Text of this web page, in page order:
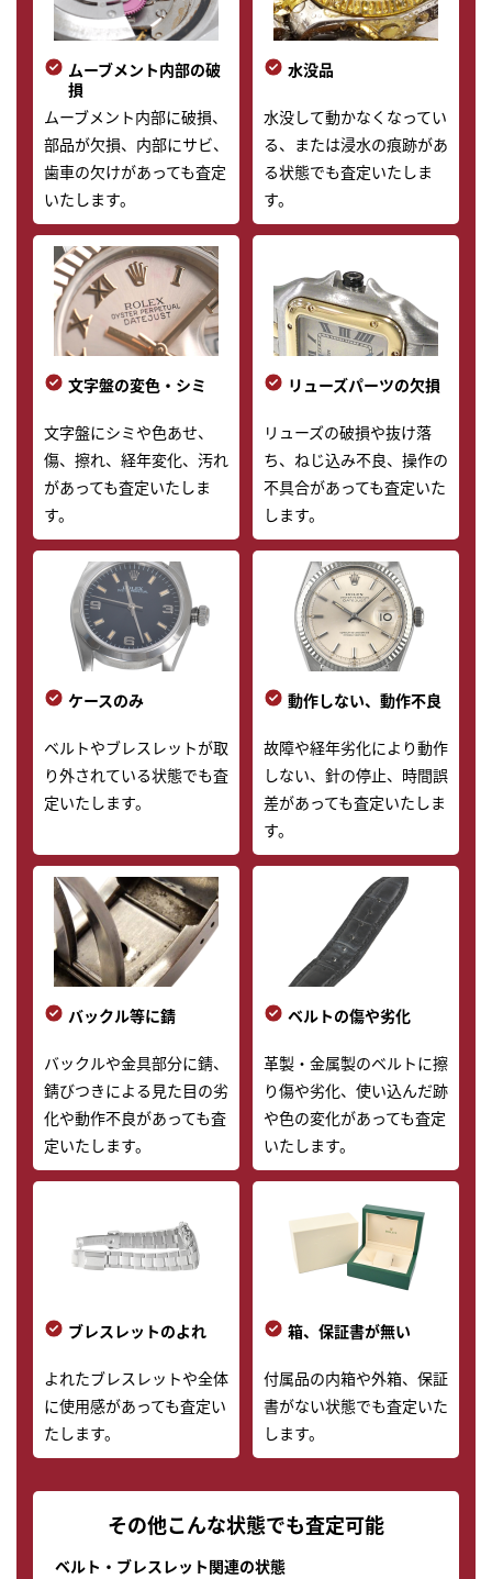
ムーブメント内部の破
損
ムーブメント内部に破損、
部品が欠損、内部にサビ、
歯車の欠けがあっても査定
いたします。
水没品
水没して動かなくなってい
る、または浸水の痕跡があ
る状態でも査定いたしま
す。
文字盤の変色・シミ
文字盤にシミや色あせ、
傷、擦れ、経年変化、汚れ
があっても査定いたしま
す。
リューズパーツの欠損
リューズの破損や抜け落
ち、ねじ込み不良、操作の
不具合があっても査定いた
します。
ケースのみ
ベルトやブレスレットが取
り外されている状態でも査
定いたします。
動作しない、動作不良
故障や経年劣化により動作
しない、針の停止、時間誤
差があっても査定いたしま
す。
バックル等に錆
バックルや金具部分に錆、
錆びつきによる見た目の劣
化や動作不良があっても査
定いたします。
ベルトの傷や劣化
革製・金属製のベルトに擦
り傷や劣化、使い込んだ跡
や色の変化があっても査定
いたします。
ブレスレットのよれ
よれたブレスレットや全体
に使用感があっても査定い
たします。
箱、保証書が無い
付属品の内箱や外箱、保証
書がない状態でも査定いた
します。
その他こんな状態でも査定可能
ベルト・ブレスレット関連の状態